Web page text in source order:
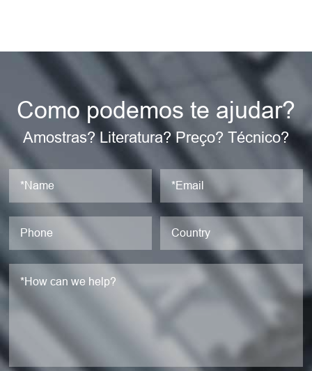
Como podemos te ajudar?
Amostras? Literatura? Preço? Técnico?